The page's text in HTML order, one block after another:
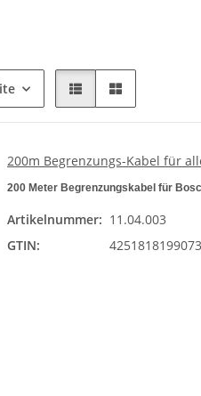
200m Begrenzungs-Kabel für
200 Meter Begrenzungskabel für
Artikelnummer: 11.04.003
GTIN:
4251818199073